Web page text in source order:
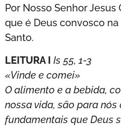
Por Nosso Senhor Jesus
que é Deus convosco
Santo.
LEITURA I Is 55, 1-3
«Vinde e comei»
O alimento e a bebida,
nossa vida, são para nós
fundamentais que Deus